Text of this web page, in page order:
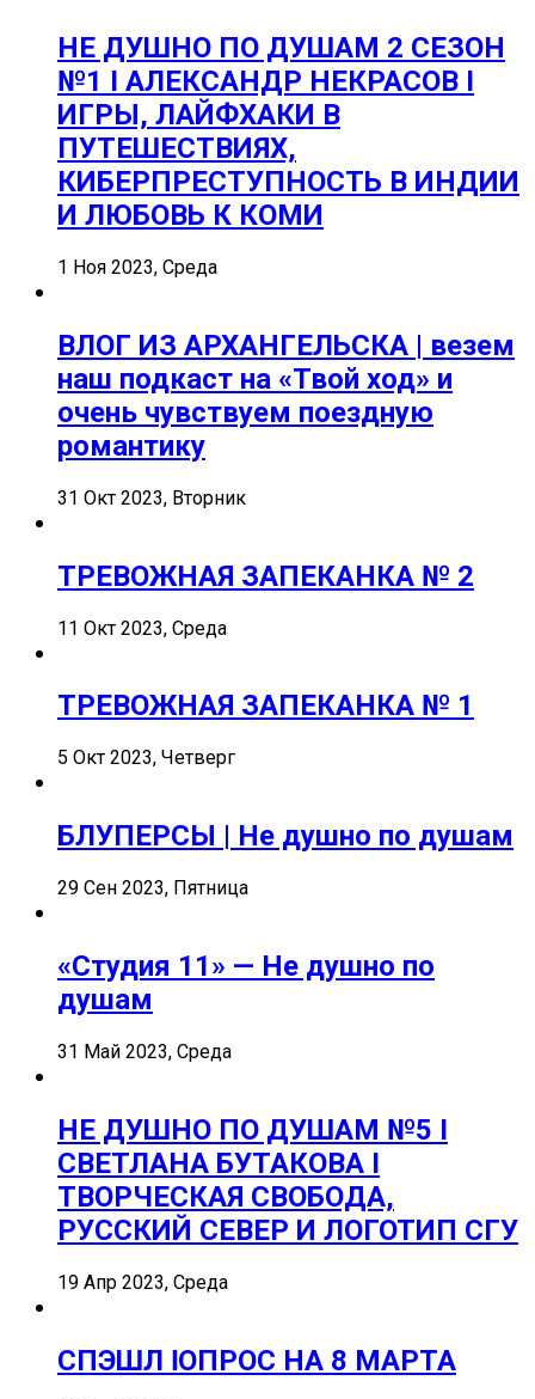
НЕ ДУШНО ПО ДУШАМ 2 СЕЗОН
№1 I АЛЕКСАНДР НЕКРАСОВ I
ИГРЫ, ЛАЙФХАКИ В
ПУТЕШЕСТВИЯХ,
КИБЕРПРЕСТУПНОСТЬ В ИНДИИ
И ЛЮБОВЬ К КОМИ
1 Ноя 2023, Среда
ВЛОГ ИЗ АРХАНГЕЛЬСКА | везем
наш подкаст на «Твой ход» и
очень чувствуем поездную
романтику
31 Окт 2023, Вторник
ТРЕВОЖНАЯ ЗАПЕКАНКА № 2
11 Окт 2023, Среда
ТРЕВОЖНАЯ ЗАПЕКАНКА № 1
5 Окт 2023, Четверг
БЛУПЕРСЫ | Не душно по душам
29 Сен 2023, Пятница
«Студия 11» — Не душно по
душам
31 Май 2023, Среда
НЕ ДУШНО ПО ДУШАМ №5 I
СВЕТЛАНА БУТАКОВА I
ТВОРЧЕСКАЯ СВОБОДА,
РУССКИЙ СЕВЕР И ЛОГОТИП СГУ
19 Апр 2023, Среда
СПЭШЛ ӏ ОПРОС НА 8 МАРТА